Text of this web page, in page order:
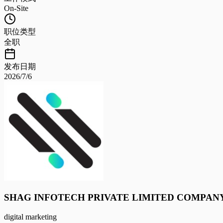
On-Site
职位类型
全职
发布日期
2026/7/6
SHAG INFOTECH PRIVATE LIMITED
digital marketing